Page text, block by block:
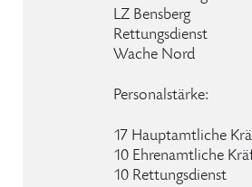
LZ Bensberg
Rettungsdienst
Wache Nord
Personalstärke:
17 Hauptamtliche
10 Ehrenamtliche
10 Rettungsdienst